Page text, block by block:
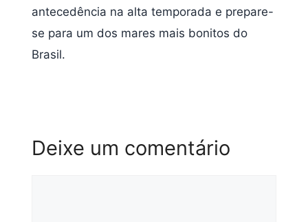
antecedência na alta temporada e prepare-
se para um dos mares mais bonitos do
Brasil.
Deixe um comentário